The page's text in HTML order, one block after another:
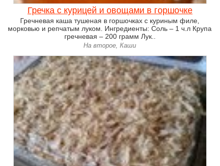
Гречка с курицей и овощами в горшочке
Гречневая каша тушеная в горшочках с куриным филе,
морковью и репчатым луком. Ингредиенты: Соль – 1 ч.л Крупа
гречневая – 200 грамм Лук..
На второе, Каши